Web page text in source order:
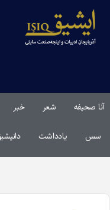
صحیفه شعر خبر
یادداشت دانیشیق